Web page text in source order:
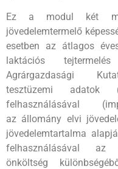
Ez a modul két
jövedelemtermelő
esetben az átlagos
laktációs
Agrárgazdasági
tesztüzemi adatok
felhasználásával
az állomány elvi
jövedelemtartalma
felhasználásával
önköltség